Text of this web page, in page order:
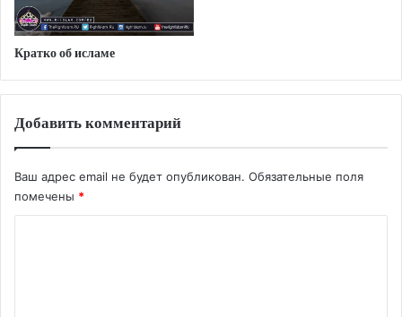
Кратко об исламе
Добавить комментарий
Ваш адрес email не будет опубликован. Обязательные поля
помечены *